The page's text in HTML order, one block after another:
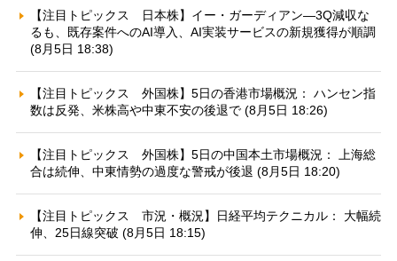
【注目トピックス 日本株】イー・ガーディアン—3Q減収な
るも、既存案件へのAI導入、AI実装サービスの新規獲得が順調
(8月5日 18:38)
【注目トピックス 外国株】5日の香港市場概況： ハンセン指
数は反発、米株高や中東不安の後退で (8月5日 18:26)
【注目トピックス 外国株】5日の中国本土市場概況： 上海総
合は続伸、中東情勢の過度な警戒が後退 (8月5日 18:20)
【注目トピックス 市況・概況】日経平均テクニカル： 大幅続
伸、25日線突破 (8月5日 18:15)